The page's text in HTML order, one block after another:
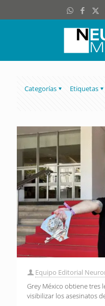
Categorías Etiquetas
Equipo Editorial
Grey México obtiene tres
visibilizar los asesinatos